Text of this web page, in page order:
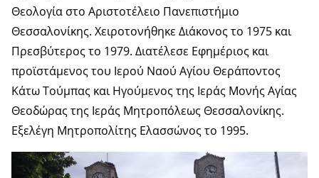
Θεολογία στο Αριστοτέλειο Πανεπιστήμιο
Θεσσαλονίκης. Χειροτονήθηκε Διάκονος το 1975 και
Πρεσβύτερος το 1979. Διατέλεσε Εφημέριος και
προϊστάμενος του Ιερού Ναού Αγίου Θεράποντος
Κάτω Τούμπας και Ηγούμενος της Ιεράς Μονής Αγίας
Θεοδώρας της Ιεράς Μητροπόλεως Θεσσαλονίκης.
Εξελέγη Μητροπολίτης Ελασσώνος το 1995.